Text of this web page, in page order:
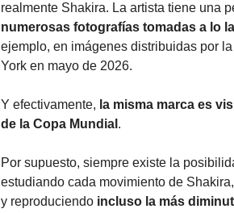
realmente Shakira. La artista tiene una
numerosas fotografías tomadas a lo
ejemplo, en imágenes distribuidas por
York en mayo de 2026.
Y efectivamente, la misma marca es
de la Copa Mundial .
Por supuesto, siempre existe la
estudiando cada movimiento de
y reproduciendo incluso la más